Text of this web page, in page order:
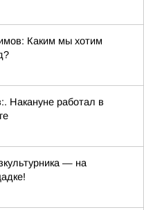
Каким мы хотим
Накануне работал в
— на